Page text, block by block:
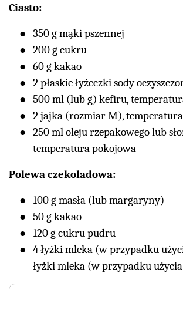
Ciasto:
350 g mąki pszennej
200 g cukru
60 g kakao
2 płaskie łyżeczki sody
500 ml (lub g) kefiru,
2 jajka (rozmiar M),
250 ml oleju rzepakowego lub
temperatura pokojowa
Polewa czekoladowa:
100 g masła (lub margaryny)
50 g kakao
120 g cukru pudru
4 łyżki mleka (w przypadku
łyżki mleka (w przypadku